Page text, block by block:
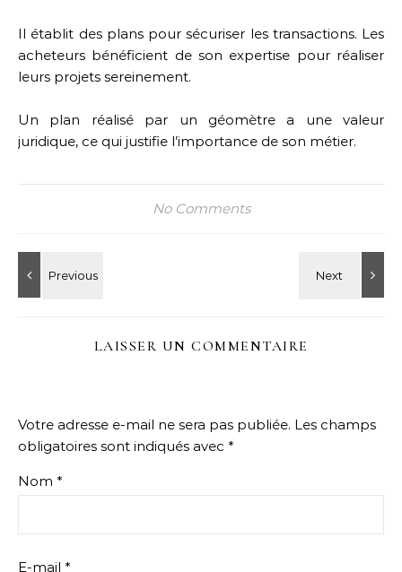
Il établit des plans pour sécuriser les transactions. Les
acheteurs bénéficient de son expertise pour réaliser
leurs projets sereinement.
Un plan réalisé par un géomètre a une valeur
juridique, ce qui justifie l’importance de son métier.
No Comments
LAISSER UN COMMENTAIRE
Votre adresse e-mail ne sera pas publiée. Les champs
obligatoires sont indiqués avec *
Nom *
E-mail *